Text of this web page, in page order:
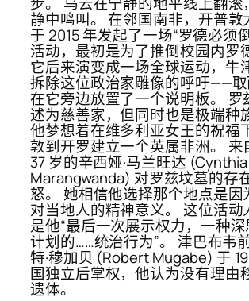
静中鸣叫。 在邻国南非，开普敦
于 2015 年发起了一场“罗德必须
活动，最初是为了推倒校园内罗
它后来演变成一场全球运动，牛
拆除这位政治家雕像的呼吁——
在它旁边放置了一个说明板。 罗
述为慈善家，但同时也是极端种
他梦想着在维多利亚女王的祝福
敦到开罗建立一个英属非洲。 来
37 岁的辛西娅·马兰旺达 (Cynthia
Marangwanda) 对罗兹坟墓的存
怒。 她相信他选择那个地点是因
对当地人的精神意义。 这位活动
是他“最后一次展示权力，一种
计划的……统治行为”。 津巴布韦
特·穆加贝 (Robert Mugabe) 于
国独立后掌权，他认为没有理由
遗体。